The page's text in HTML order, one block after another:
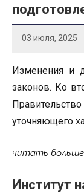
03 июля, 2025
Изменения и
законов. Ко
уточняющего
читать больше
Институт